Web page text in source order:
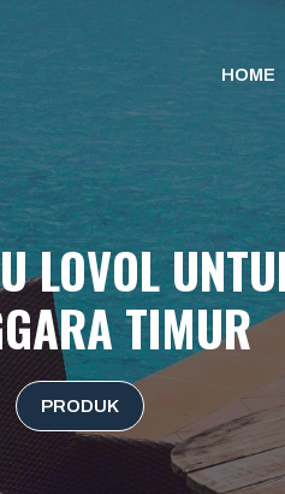
HOME
LOVOL
TIMUR
PRODUK